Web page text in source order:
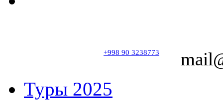
+998 90 3238773
Туры 2025